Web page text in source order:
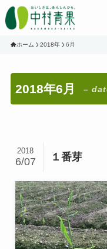
ホーム 2018年 6月
2018年6月 –
１番芽
2018
6/07